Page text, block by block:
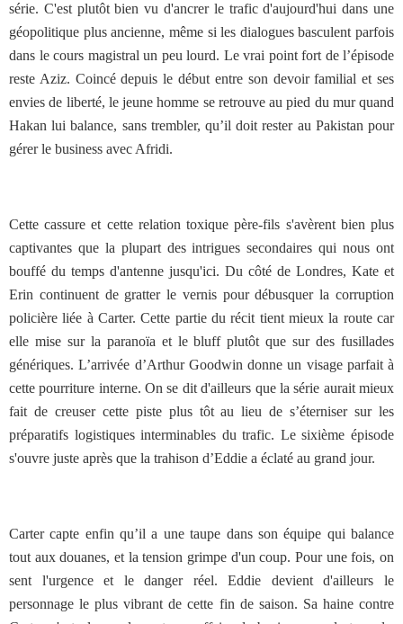
série. C'est plutôt bien vu d'ancrer le trafic d'aujourd'hui dans une
géopolitique plus ancienne, même si les dialogues basculent parfois
dans le cours magistral un peu lourd. Le vrai point fort de l’épisode
reste Aziz. Coincé depuis le début entre son devoir familial et ses
envies de liberté, le jeune homme se retrouve au pied du mur quand
Hakan lui balance, sans trembler, qu’il doit rester au Pakistan pour
gérer le business avec Afridi.
Cette cassure et cette relation toxique père-fils s'avèrent bien plus
captivantes que la plupart des intrigues secondaires qui nous ont
bouffé du temps d'antenne jusqu'ici. Du côté de Londres, Kate et
Erin continuent de gratter le vernis pour débusquer la corruption
policière liée à Carter. Cette partie du récit tient mieux la route car
elle mise sur la paranoïa et le bluff plutôt que sur des fusillades
génériques. L’arrivée d’Arthur Goodwin donne un visage parfait à
cette pourriture interne. On se dit d'ailleurs que la série aurait mieux
fait de creuser cette piste plus tôt au lieu de s’éterniser sur les
préparatifs logistiques interminables du trafic. Le sixième épisode
s'ouvre juste après que la trahison d’Eddie a éclaté au grand jour.
Carter capte enfin qu’il a une taupe dans son équipe qui balance
tout aux douanes, et la tension grimpe d'un coup. Pour une fois, on
sent l'urgence et le danger réel. Eddie devient d'ailleurs le
personnage le plus vibrant de cette fin de saison. Sa haine contre